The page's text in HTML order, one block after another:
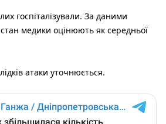
госпіталізували. За даними
стан медики оцінюють як середньої
атаки уточнюється.